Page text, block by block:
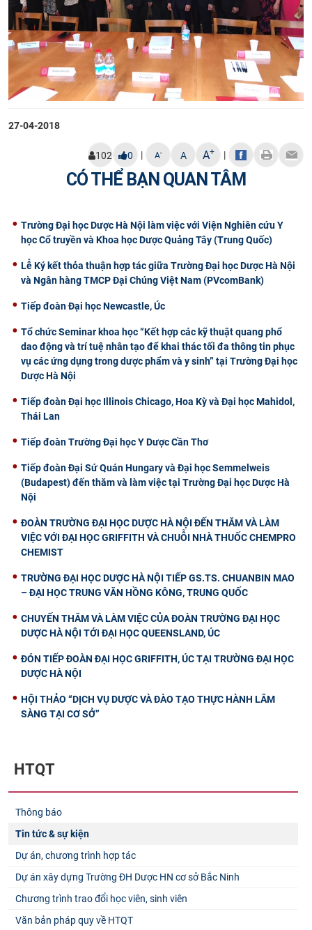
27-04-2018
102 0 | A- A A+ |
CÓ THỂ BẠN QUAN TÂM
Trường Đại học Dược Hà Nội làm việc với Viện Nghiên cứu Y
học Cổ truyền và Khoa học Dược Quảng Tây (Trung Quốc)
Lễ Ký kết thỏa thuận hợp tác giữa Trường Đại học Dược Hà Nội
và Ngân hàng TMCP Đại Chúng Việt Nam (PVcomBank)
Tiếp đoàn Đại học Newcastle, Úc
Tổ chức Seminar khoa học “Kết hợp các kỹ thuật quang phổ
dao động và trí tuệ nhân tạo để khai thác tối đa thông tin phục
vụ các ứng dụng trong dược phẩm và y sinh” tại Trường Đại học
Dược Hà Nội
Tiếp đoàn Đại học Illinois Chicago, Hoa Kỳ và Đại học Mahidol,
Thái Lan
Tiếp đoàn Trường Đại học Y Dược Cần Thơ
Tiếp đoàn Đại Sứ Quán Hungary và Đại học Semmelweis
(Budapest) đến thăm và làm việc tại Trường Đại học Dược Hà
Nội
ĐOÀN TRƯỜNG ĐẠI HỌC DƯỢC HÀ NỘI ĐẾN THĂM VÀ LÀM
VIỆC VỚI ĐẠI HỌC GRIFFITH VÀ CHUỖI NHÀ THUỐC CHEMPRO
CHEMIST
TRƯỜNG ĐẠI HỌC DƯỢC HÀ NỘI TIẾP GS.TS. CHUANBIN MAO
– ĐẠI HỌC TRUNG VĂN HỒNG KÔNG, TRUNG QUỐC
CHUYẾN THĂM VÀ LÀM VIỆC CỦA ĐOÀN TRƯỜNG ĐẠI HỌC
DƯỢC HÀ NỘI TỚI ĐẠI HỌC QUEENSLAND, ÚC
ĐÓN TIẾP ĐOÀN ĐẠI HỌC GRIFFITH, ÚC TẠI TRƯỜNG ĐẠI HỌC
DƯỢC HÀ NỘI
HỘI THẢO “DỊCH VỤ DƯỢC VÀ ĐÀO TẠO THỰC HÀNH LÂM
SÀNG TẠI CƠ SỞ”
HTQT
Thông báo
Tin tức & sự kiện
Dự án, chương trình hợp tác
Dự án xây dựng Trường ĐH Dược HN cơ sở Bắc Ninh
Chương trình trao đổi học viên, sinh viên
Văn bản pháp quy về HTQT